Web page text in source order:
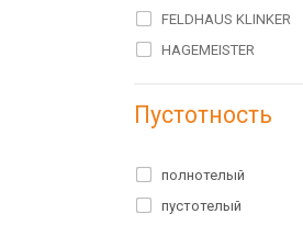
FELDHAUS KLINKER
HAGEMEISTER
HEYLEN BRICKS
IBSTOCK
RAUF
Rauf Fassade
Пустотность
полнотелый
пустотелый